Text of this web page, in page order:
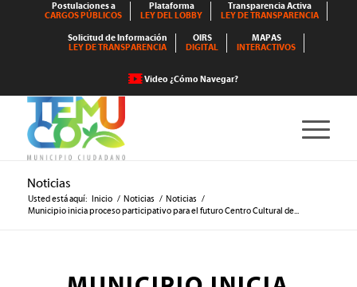
Postulaciones a
CARGOS PÚBLICOS
Plataforma
LEY DEL LOBBY
Transparencia Activa
LEY DE TRANSPARENCIA
Solicitud de Información
LEY DE TRANSPARENCIA
OIRS
DIGITAL
MAPAS
INTERACTIVOS
Video ¿Cómo Navegar?
Noticias
Usted está aquí: Inicio / Noticias / Noticias /
Municipio inicia proceso participativo para el futuro Centro Cultural de...